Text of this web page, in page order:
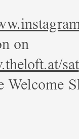
on
sat
Welcome